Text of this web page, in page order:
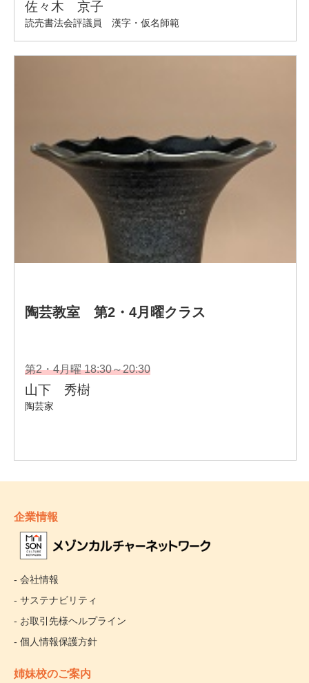
企業情報
- 会社情報
- サステナビリティ
- お取引先様ヘルプライン
- 個人情報保護方針
姉妹校のご案内